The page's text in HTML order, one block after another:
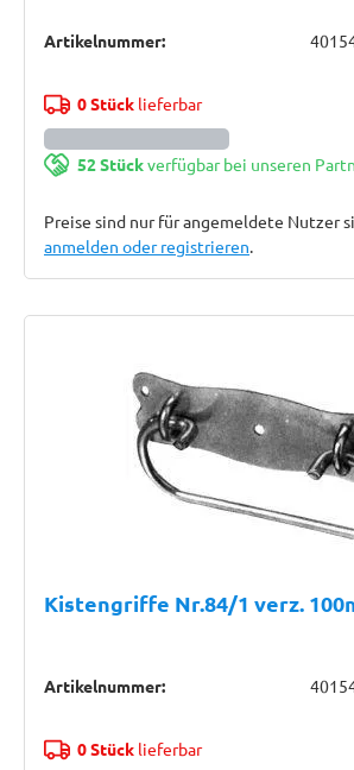
Artikelnummer:
0 Stücklieferbar
52 Stückverfügbar bei unseren
Preise sind nur für angemeldete Nutzer
anmelden oder registrieren.
Kistengriffe Nr.84/1 verz.
Artikelnummer:
0 Stücklieferbar